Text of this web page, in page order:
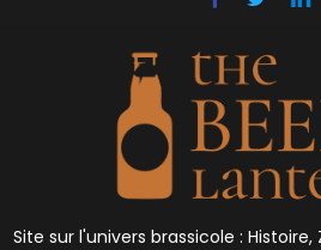
Site sur l'univers brassicole :